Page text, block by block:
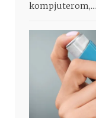
kompjuterom,...